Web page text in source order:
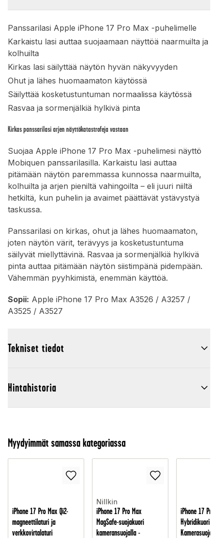
Panssarilasi Apple iPhone 17 Pro Max -puhelimelle
Karkaistu lasi auttaa suojaamaan näyttöä naarmuilta ja
kolhuilta
Kirkas lasi säilyttää näytön hyvän näkyvyyden
Ohut ja lähes huomaamaton käytössä
Säilyttää kosketustuntuman normaalissa käytössä
Rasvaa ja sormenjälkiä hylkivä pinta
Kirkas panssarilasi arjen näyttökatastrofeja vastaan
Suojaa Apple iPhone 17 Pro Max -puhelimesi näyttö
Mobiquen panssarilasilla. Karkaistu lasi auttaa
pitämään näytön paremmassa kunnossa naarmuilta,
kolhuilta ja arjen pieniltä vahingoilta – eli juuri niiltä
hetkiltä, kun puhelin ja avaimet päättävät ystävystyä
taskussa.
Panssarilasi on kirkas, ohut ja lähes huomaamaton,
joten näytön värit, terävyys ja kosketustuntuma
säilyvät miellyttävinä. Rasvaa ja sormenjälkiä hylkivä
pinta auttaa pitämään näytön siistimpänä pidempään.
Vähemmän pyyhkimistä, enemmän käyttöä.
Sopii: Apple iPhone 17 Pro Max A3526 / A3257 /
A3525 / A3527
Tekniset tiedot
Hintahistoria
Myydyimmät samassa kategoriassa
iPhone 17 Pro Max Qi2-
magneettilaturi ja
verkkovirtalaturi
Nillkin
iPhone 17 Pro Max
MagSafe-suojakuori
kameransuojalla -
iPhone 17 Pro
Hybridikuori